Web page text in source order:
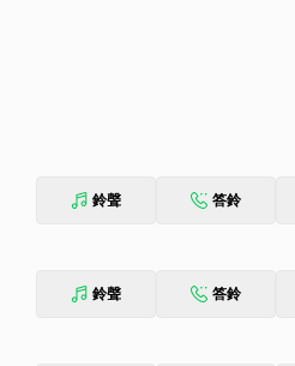
鈴聲 答鈴
鈴聲 答鈴